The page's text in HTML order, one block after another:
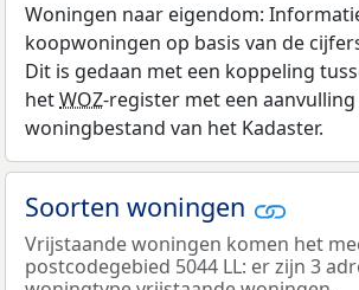
Woningen naar eigendom:
koopwoningen op basis van de
Dit is gedaan met een koppeling
hetWOZ-register met een
woningbestand van het Kadaster.
Soorten woningen
Vrijstaande woningen komen het
postcodegebied 5044 LL: er zijn 3